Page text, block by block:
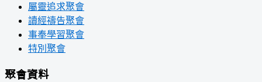
屬靈追求聚會
讀經禱告聚會
事奉學習聚會
特別聚會
聚會資料